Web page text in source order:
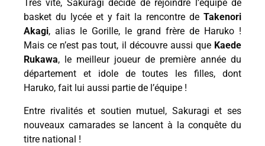
Très vite, Sakuragi décide de rejoindre l’équipe de
basket du lycée et y fait la rencontre de Takenori
Akagi, alias le Gorille, le grand frère de Haruko !
Mais ce n’est pas tout, il découvre aussi que Kaede
Rukawa, le meilleur joueur de première année du
département et idole de toutes les filles, dont
Haruko, fait lui aussi partie de l’équipe !
Entre rivalités et soutien mutuel, Sakuragi et ses
nouveaux camarades se lancent à la conquête du
titre national !